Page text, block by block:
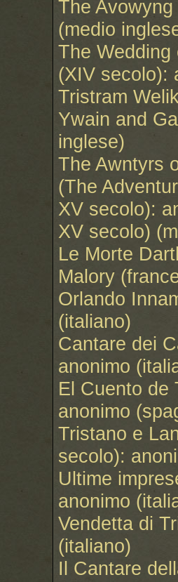
The
(medio
The
(XIV secolo):
Tristram
Ywain and
inglese)
The Awntyrs
(The
XV secolo):
XV secolo)
Le Morte
Malory
Orlando
(italiano)
Cantare dei
anonimo
El Cuento de
anonimo
Tristano e
secolo):
Ultime
anonimo
Vendetta di
(italiano)
Il Cantare